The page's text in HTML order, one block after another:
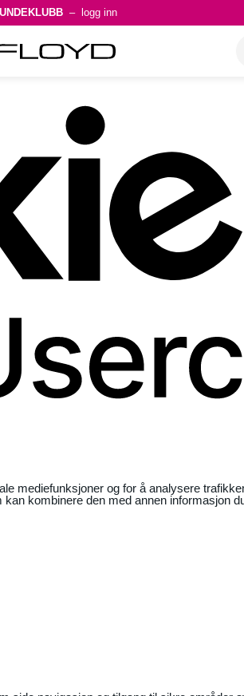
mediefunksjoner og for å analysere
kombinere den med annen informasjon
– logg inn